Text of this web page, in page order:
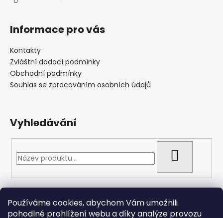
Používáme cookies, abychom Vám umožnili
pohodlné prohlížení webu a díky analýze provozu
Informace pro vás
Kontakty
Zvláštní dodací podmínky
Obchodní podmínky
Souhlas se zpracováním osobních údajů
Vyhledávání
Přijímáme online platby